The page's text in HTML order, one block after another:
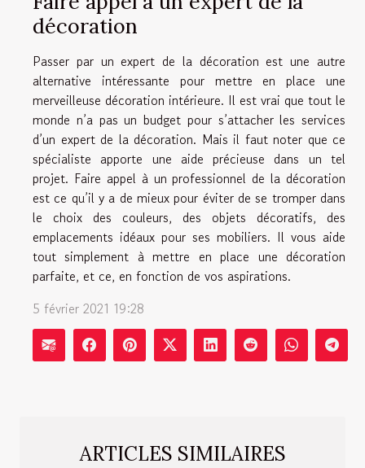
ARTICLES SIMILAIRES
décoration
Passer par un expert de la décoration est une autre
alternative intéressante pour mettre en place une
merveilleuse décoration intérieure. Il est vrai que tout le
monde n’a pas un budget pour s’attacher les services
d’un expert de la décoration. Mais il faut noter que ce
spécialiste apporte une aide précieuse dans un tel
projet. Faire appel à un professionnel de la décoration
est ce qu’il y a de mieux pour éviter de se tromper dans
le choix des couleurs, des objets décoratifs, des
emplacements idéaux pour ses mobiliers. Il vous aide
tout simplement à mettre en place une décoration
parfaite, et ce, en fonction de vos aspirations.
5 février 2021 19:28